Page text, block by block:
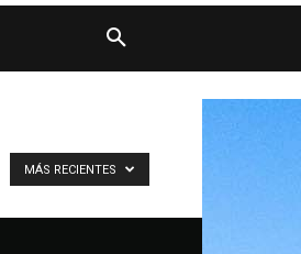
MÁS RECIENTES